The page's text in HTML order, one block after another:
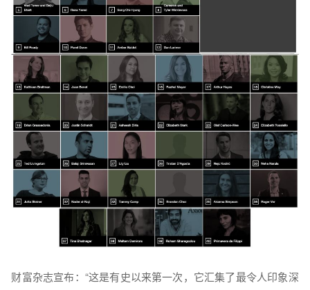
财富杂志宣布：“这是有史以来第一次，它汇集了最令人印象深